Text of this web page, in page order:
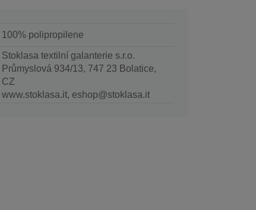
100% polipropilene
Stoklasa textilní galanterie s.r.o.
Průmyslová 934/13, 747 23 Bolatice,
CZ
www.stoklasa.it, eshop@stoklasa.it